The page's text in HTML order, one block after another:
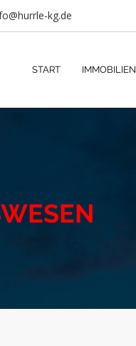
kg.de
START IMMOBILIEN